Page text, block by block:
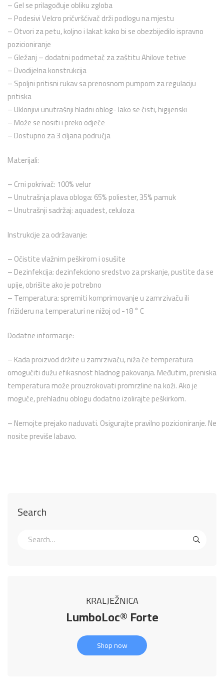
Search
KRALJEŽNICA
LumboLoc® Forte
Shop now
–Gel se prilagođuje obliku zgloba
–Podesivi Velcro pričvršćivač drži podlogu na mjestu
– Otvori za petu, koljno i lakat kako bi se obezbijedilo ispravno
pozicioniranje
–Gležanj – dodatni podmetač za zaštitu Ahilove tetive
– Dvodijelnakonstrukcija
–Spoljni pritisni rukav sa prenosnom pumpom za regulaciju
pritiska
–Uklonjivi unutrašnji hladni oblog- lako se čisti, higijenski
– Može se nositi i preko odjeće
–Dostupno za 3 ciljana područja
Materijali:
–Crni pokrivač: 100% velur
–Unutrašnja plava obloga: 65% poliester, 35% pamuk
–Unutrašnji sadržaj: aquadest, celuloza
Instrukcije za održavanje:
–Očistite vlažnim peškirom i osušite
–Dezinfekcija: dezinfekciono sredstvo za prskanje, pustite da se
upije, obrišite ako je potrebno
–Temperatura: spremiti komprimovanje u zamrzivaču ili
frižideru na temperaturi ne nižoj od -18 ° C
Dodatne informacije:
– Kada proizvod držite u zamrzivaču, niža će temperatura
omogućiti dužu efikasnost hladnog pakovanja.Međutim, preniska
temperatura može prouzrokovati promrzline na koži.Ako je
moguće, prehladnu oblogu dodatno izolirajte peškirkom.
– Nemojte prejako naduvati.Osigurajte pravilno pozicioniranje. Ne
nosite previše labavo.